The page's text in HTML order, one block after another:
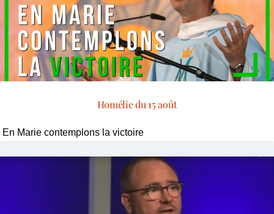
Homélie du 15 août
En Marie contemplons la victoire